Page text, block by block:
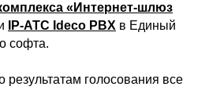
«Интернет-шлюз
IP-АТС Ideco PBX в Единый
софта.
результатам голосования все